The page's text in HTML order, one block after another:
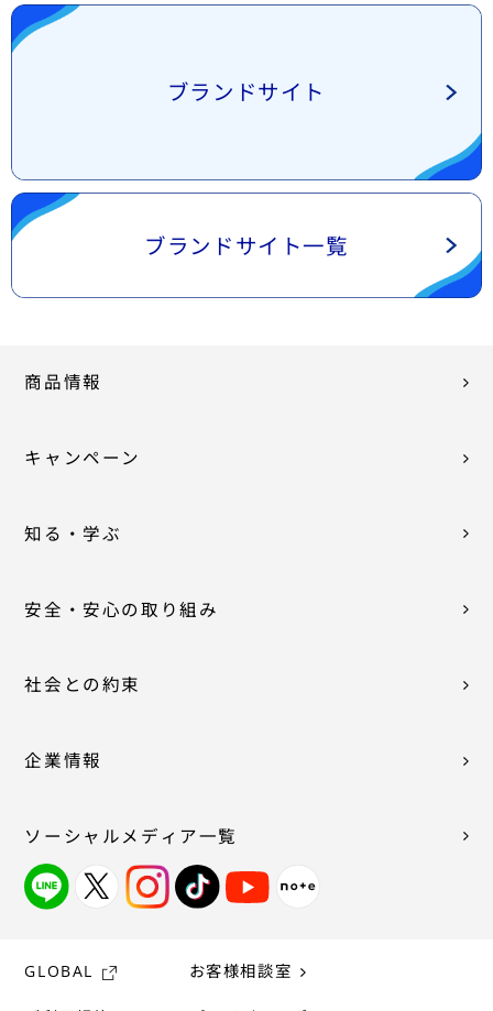
ブランドサイト
ブランドサイト一覧
商品情報
キャンペーン
知る・学ぶ
安全・安心の取り組み
社会との約束
企業情報
ソーシャルメディア一覧
GLOBAL お客様相談室